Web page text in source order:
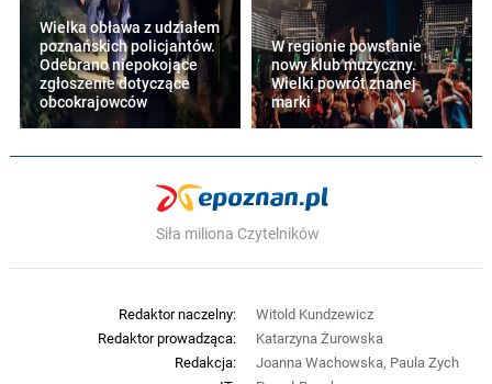
Wielka obława z udziałem
poznańskich policjantów.
Odebrano niepokojące
zgłoszenie dotyczące
obcokrajowców
W regionie powstanie
nowy klub muzyczny.
Wielki powrót znanej
marki
Siła miliona Czytelników
Redaktor naczelny:
Witold Kundzewicz
Redaktor prowadząca:
Katarzyna Żurowska
Redakcja:
Joanna Wachowska, Paula Zych